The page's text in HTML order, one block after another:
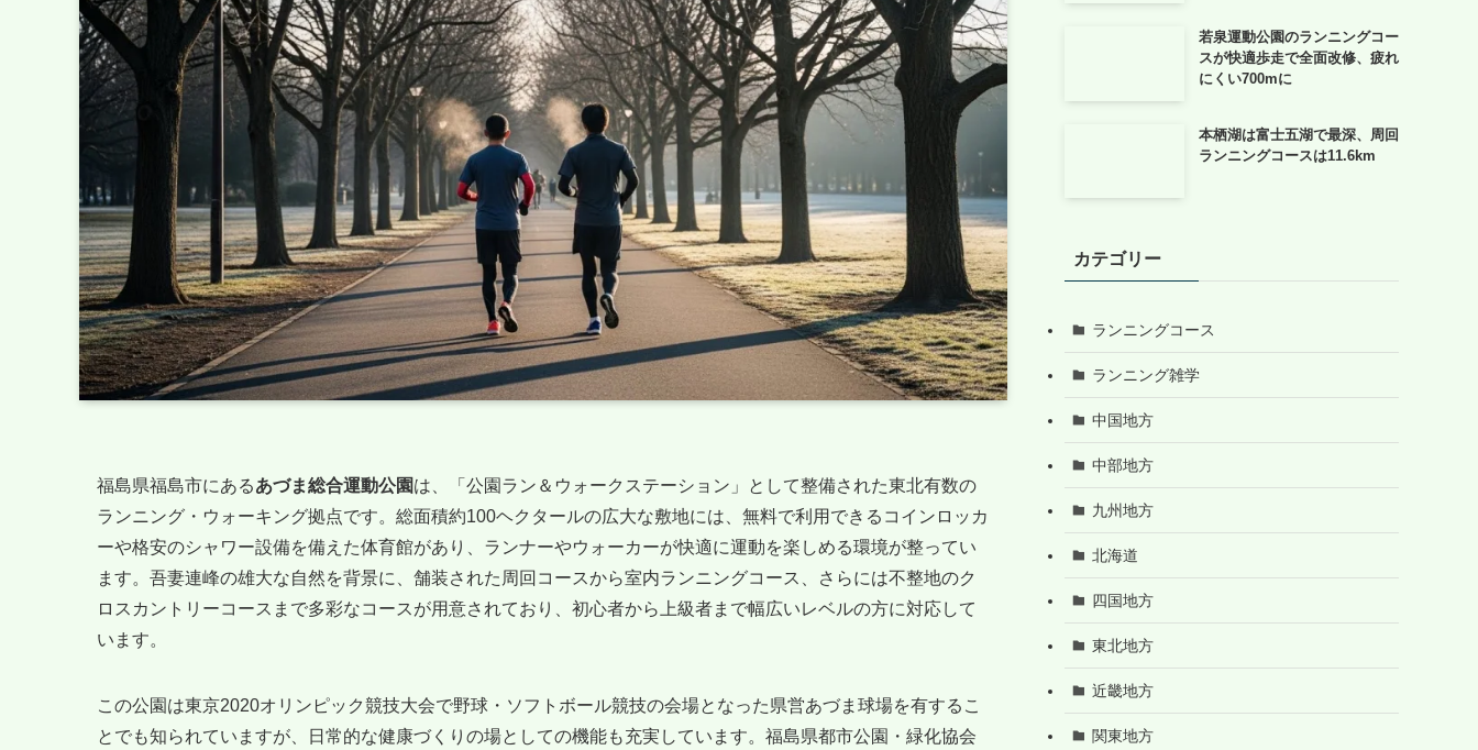
福島県福島市にあるあづま総合運動公園は、「公園ラン＆ウォークステーション」として整備された東北有数の
ランニング・ウォーキング拠点です。総面積約100ヘクタールの広大な敷地には、無料で利用できるコインロッカ
ーや格安のシャワー設備を備えた体育館があり、ランナーやウォーカーが快適に運動を楽しめる環境が整ってい
ます。吾妻連峰の雄大な自然を背景に、舗装された周回コースから室内ランニングコース、さらには不整地のク
ロスカントリーコースまで多彩なコースが用意されており、初心者から上級者まで幅広いレベルの方に対応して
います。
この公園は東京2020オリンピック競技大会で野球・ソフトボール競技の会場となった県営あづま球場を有するこ
とでも知られていますが、日常的な健康づくりの場としての機能も充実しています。福島県都市公園・緑化協会
若泉運動公園のランニングコー
スが快適歩走で全面改修、疲れ
にくい700mに
本栖湖は富士五湖で最深、周回
ランニングコースは11.6km
カテゴリー
ランニングコース
ランニング雑学
中国地方
中部地方
九州地方
北海道
四国地方
東北地方
近畿地方
関東地方